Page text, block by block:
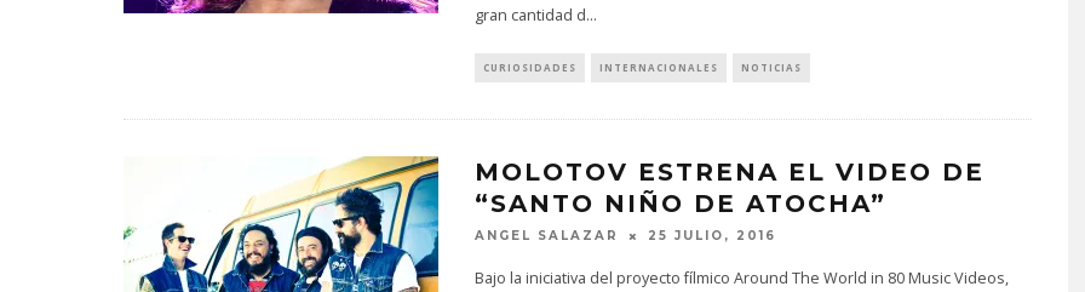
gran cantidad d...
CURIOSIDADES INTERNACIONALES NOTICIAS
MOLOTOV ESTRENA EL VIDEO DE
“SANTO NIÑO DE ATOCHA”
ANGEL SALAZAR 25 JULIO, 2016
Bajo la iniciativa del proyecto fílmico Around The World in 80 Music Videos,